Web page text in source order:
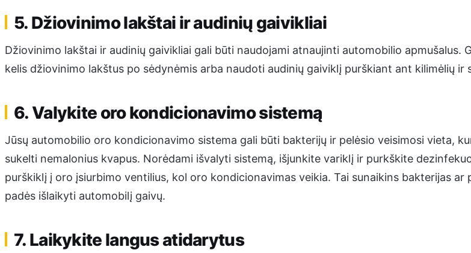
5. Džiovinimo lakštai ir audinių gaivikliai
Džiovinimo lakštai ir audinių gaivikliai gali būti naudojami atnaujinti automobilio apmušalus.
kelis džiovinimo lakštus po sėdynėmis arba naudoti audinių gaiviklį purškiant ant kilimėlių ir
6. Valykite oro kondicionavimo sistemą
Jūsų automobilio oro kondicionavimo sistema gali būti bakterijų ir pelėsio veisimosi vieta,
sukelti nemalonius kvapus. Norėdami išvalyti sistemą, išjunkite variklį ir purkškite
purškiklį į oro įsiurbimo ventilius, kol oro kondicionavimas veikia. Tai sunaikins bakterijas ar
padės išlaikyti automobilį gaivų.
7. Laikykite langus atidarytus